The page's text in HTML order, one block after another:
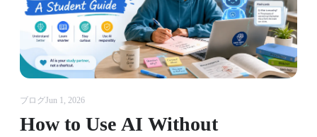
ブログJun 1, 2026
How to Use AI Without